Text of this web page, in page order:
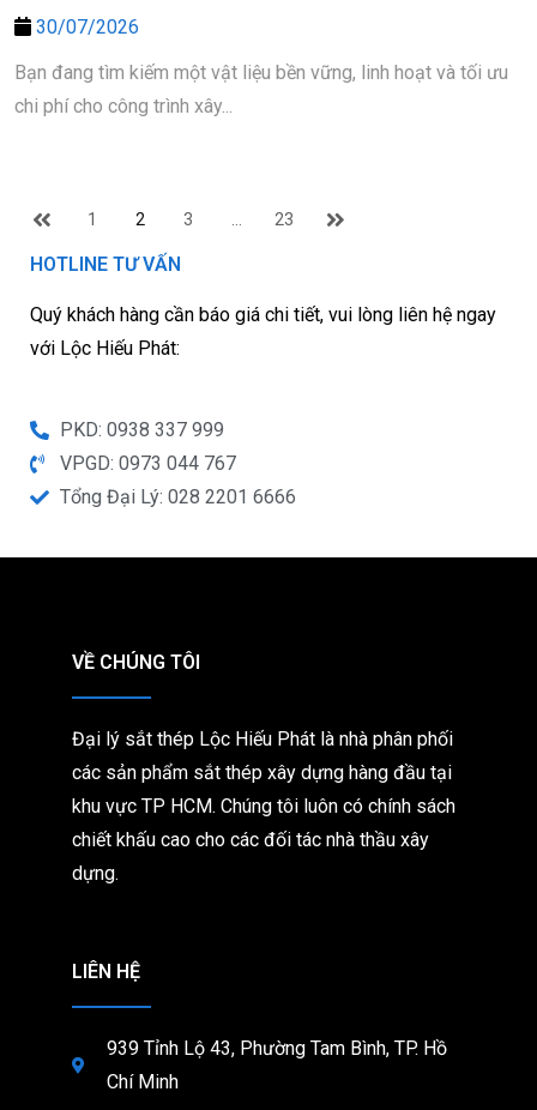
30/07/2026
Bạn đang tìm kiếm một vật liệu bền vững, linh hoạt và tối ưu
chi phí cho công trình xây...
1 2 3 23
HOTLINE TƯ VẤN
Quý khách hàng cần báo giá chi tiết, vui lòng liên hệ ngay
với Lộc Hiếu Phát:
PKD: 0938 337 999
VPGD: 0973 044 767
Tổng Đại Lý: 028 2201 6666
VỀ CHÚNG TÔI
Đại lý sắt thép Lộc Hiếu Phát là nhà phân phối
các sản phẩm sắt thép xây dựng hàng đầu tại
khu vực TP HCM. Chúng tôi luôn có chính sách
chiết khấu cao cho các đối tác nhà thầu xây
dựng.
LIÊN HỆ
939 Tỉnh Lộ 43, Phường Tam Bình, TP. Hồ
Chí Minh